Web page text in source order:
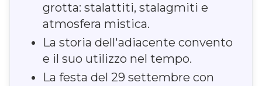
grotta: stalattiti, stalagmiti e
atmosfera mistica.
La storia dell'adiacente convento
e il suo utilizzo nel tempo.
La festa del 29 settembre con